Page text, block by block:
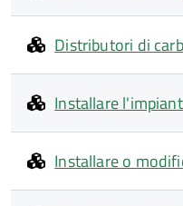
Distributori di
Installare
Installare o